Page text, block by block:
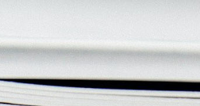
Actualités Vie de l’association Ressources